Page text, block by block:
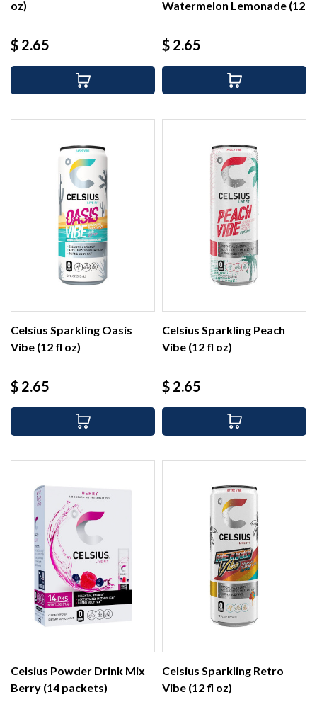
oz)
Precio
$ 2.65
Watermelon Lemonade (12
Precio
$ 2.65
Celsius Sparkling Oasis
Vibe (12 fl oz)
Precio
$ 2.65
Celsius Sparkling Peach
Vibe (12 fl oz)
Precio
$ 2.65
Celsius Powder Drink Mix
Berry (14 packets)
Celsius Sparkling Retro
Vibe (12 fl oz)